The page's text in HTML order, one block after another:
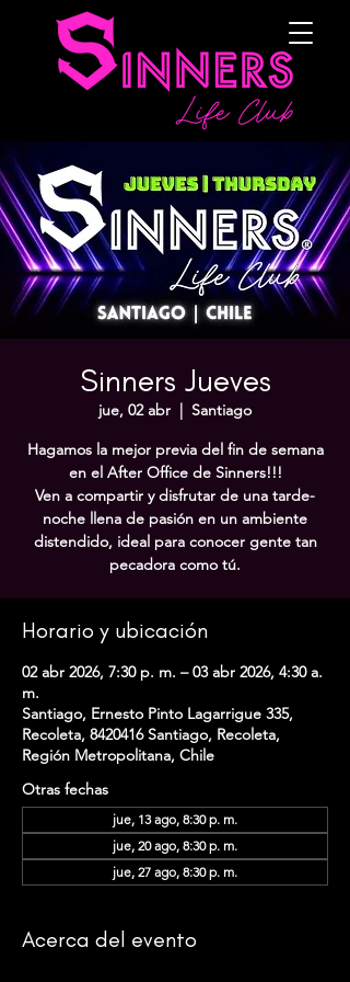
Sinners Jueves
jue, 02 abr
  |
Santiago
Hagamos la mejor previa del fin de semana
en el After Office de Sinners!!!
Ven a compartir y disfrutar de una tarde-
noche llena de pasión en un ambiente
distendido, ideal para conocer gente tan
pecadora como tú.
Horario y ubicación
02 abr 2026, 7:30 p. m. – 03 abr 2026, 4:30 a.
m.
Santiago, Ernesto Pinto Lagarrigue 335,
Recoleta, 8420416 Santiago, Recoleta,
Región Metropolitana, Chile
Otras fechas
jue, 13 ago, 8:30 p. m.
jue, 20 ago, 8:30 p. m.
jue, 27 ago, 8:30 p. m.
Acerca del evento